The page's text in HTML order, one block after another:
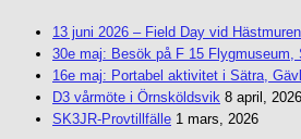
13 juni 2026 – Field Day vid
30e maj: Besök på F 15 Flygmuseum,
16e maj: Portabel aktivitet i Sätra,
D3 vårmöte i Örnsköldsvik 8 april, 2026
SK3JR-Provtillfälle 1 mars, 2026